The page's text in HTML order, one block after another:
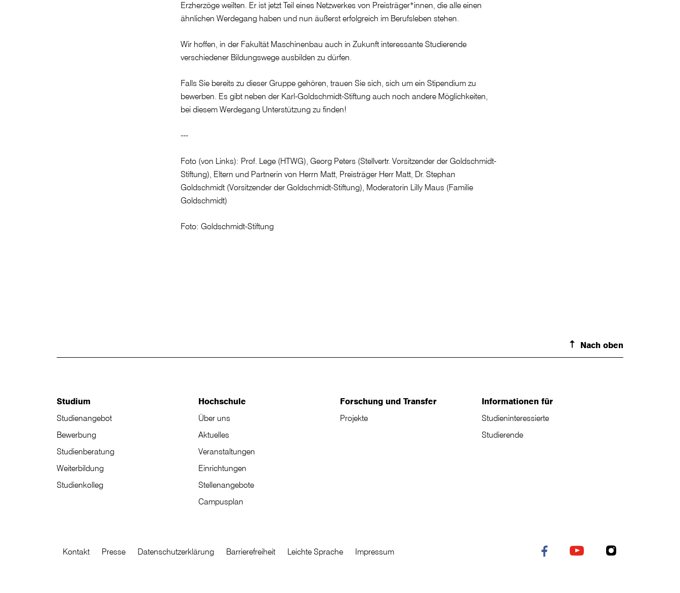
Erzherzöge weilten. Er ist jetzt Teil eines Netzwerkes von Preisträger*innen, die alle einen
ähnlichen Werdegang haben und nun äußerst erfolgreich im Berufsleben stehen.
Wir hoffen, in der Fakultät Maschinenbau auch in Zukunft interessante Studierende
verschiedener Bildungswege ausbilden zu dürfen.
Falls Sie bereits zu dieser Gruppe gehören, trauen Sie sich, sich um ein Stipendium zu
bewerben. Es gibt neben der Karl-Goldschmidt-Stiftung auch noch andere Möglichkeiten,
bei diesem Werdegang Unterstützung zu finden!
---
Foto (von Links): Prof. Lege (HTWG), Georg Peters (Stellvertr. Vorsitzender der Goldschmidt-
Stiftung), Eltern und Partnerin von Herrn Matt, Preisträger Herr Matt, Dr. Stephan
Goldschmidt (Vorsitzender der Goldschmidt-Stiftung), Moderatorin Lilly Maus (Familie
Goldschmidt)
Foto: Goldschmidt-Stiftung
Nach oben
Studium
Studienangebot
Bewerbung
Studienberatung
Weiterbildung
Studienkolleg
Hochschule
Über uns
Aktuelles
Veranstaltungen
Einrichtungen
Stellenangebote
Campusplan
Forschung und Transfer
Projekte
Informationen für
Studieninteressierte
Studierende
Kontakt Presse Datenschutzerklärung Barrierefreiheit Leichte Sprache Impressum